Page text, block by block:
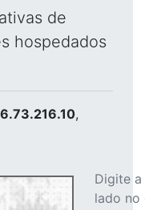
de
hospedados
,
Digite
lado no